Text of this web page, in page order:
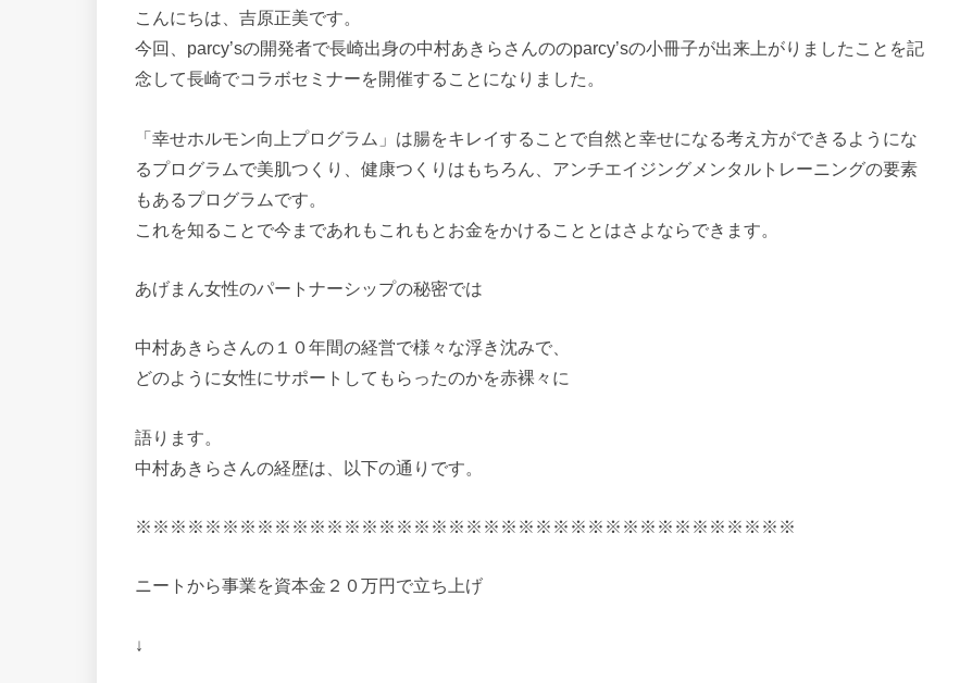
こんにちは、吉原正美です。
今回、parcy’sの開発者で長崎出身の中村あきらさんののparcy’sの小冊子が出来上がりましたことを記
念して長崎でコラボセミナーを開催することになりました。
「幸せホルモン向上プログラム」は腸をキレイすることで自然と幸せになる考え方ができるようにな
るプログラムで美肌つくり、健康つくりはもちろん、アンチエイジングメンタルトレーニングの要素
もあるプログラムです。
これを知ることで今まであれもこれもとお金をかけることとはさよならできます。
あげまん女性のパートナーシップの秘密では
中村あきらさんの１０年間の経営で様々な浮き沈みで、
どのように女性にサポートしてもらったのかを赤裸々に
語ります。
中村あきらさんの経歴は、以下の通りです。
※※※※※※※※※※※※※※※※※※※※※※※※※※※※※※※※※※※※※※
ニートから事業を資本金２０万円で立ち上げ
↓